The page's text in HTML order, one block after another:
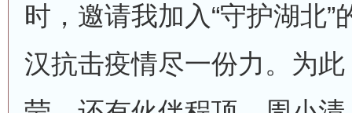
时，邀请我加入“守护湖北
汉抗击疫情尽一份力。为